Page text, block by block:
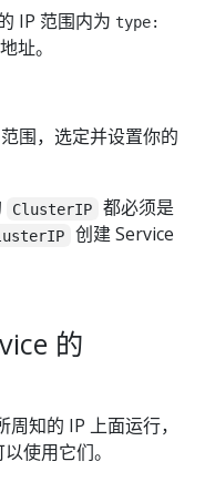
IP 范围内为 type:
址。
围，选定并设置你的
ClusterIP
都必须是
创建 Service
的
知的 IP 上面运行，
使用它们。